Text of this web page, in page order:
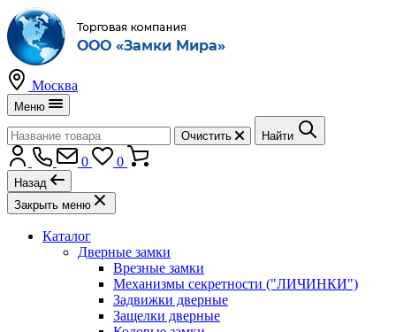
Москва
Меню
Очистить Найти
0 0
Назад
Закрыть меню
Каталог
Дверные замки
Врезные замки
Механизмы секретности ("ЛИЧИНКИ")
Задвижки дверные
Защелки дверные